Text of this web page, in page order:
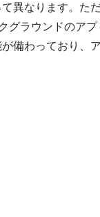
異なります。た
グラウンドのアプ
備わっており、